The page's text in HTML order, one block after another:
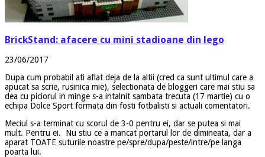
BrickStand: afacere cu mini stadioane din lego
23/06/2017
Dupa cum probabil ati aflat deja de la altii (cred ca sunt ultimul care a
apucat sa scrie, rusinica mie), selectionata de bloggeri care mai stiu sa
dea cu piciorul in minge s-a intalnit sambata trecuta (17 martie) cu o
echipa Dolce Sport formata din fosti fotbalisti si actuali comentatori.
Meciul s-a terminat cu scorul de 3-0 pentru ei, dar se putea si mai
mult. Pentru ei. Nu stiu ce a mancat portarul lor de dimineata, dar a
aparat TOATE suturile noastre pe/spre/dupa/peste/intre/pe langa
poarta lui.